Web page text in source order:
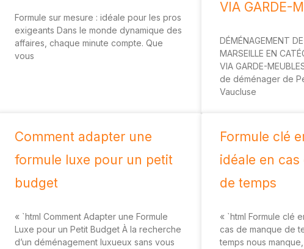
Formule sur mesure : idéale pour les pros
exigeants Dans le monde dynamique des
affaires, chaque minute compte. Que
vous
VIA GARDE-
DÉMÉNAGEMENT
MARSEILLE EN
VIA GARDE-
de déménager de
Vaucluse
Comment adapter une
formule luxe pour un petit
budget
« `html Comment Adapter une Formule
Luxe pour un Petit Budget À la recherche
d’un déménagement luxueux sans vous
Formule clé
idéale en
de temps
« `html Formule clé
cas de manque de
temps nous